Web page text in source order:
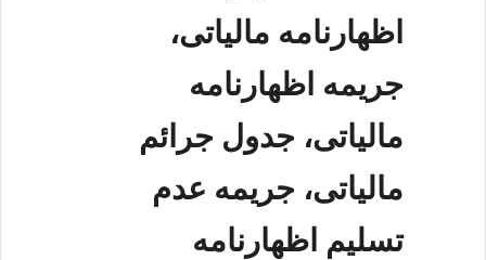
اظهارنامه مالیاتی،
جریمه اظهارنامه
مالیاتی، جدول جرائم
مالیاتی، جریمه عدم
تسلیم اظهارنامه